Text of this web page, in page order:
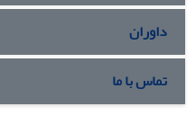
داوران
تماس با ما